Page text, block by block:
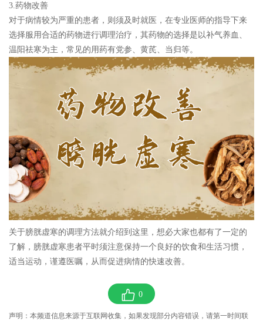
3.药物改善
对于病情较为严重的患者，则须及时就医，在专业医师的指导下来
选择服用合适的药物进行调理治疗，其药物的选择是以补气养血、
温阳祛寒为主，常见的用药有党参、黄芪、当归等。
关于膀胱虚寒的调理方法就介绍到这里，想必大家也都有了一定的
了解，膀胱虚寒患者平时须注意保持一个良好的饮食和生活习惯，
适当运动，谨遵医嘱，从而促进病情的快速改善。
0
声明：本频道信息来源于互联网收集，如果发现部分内容错误，请第一时间联